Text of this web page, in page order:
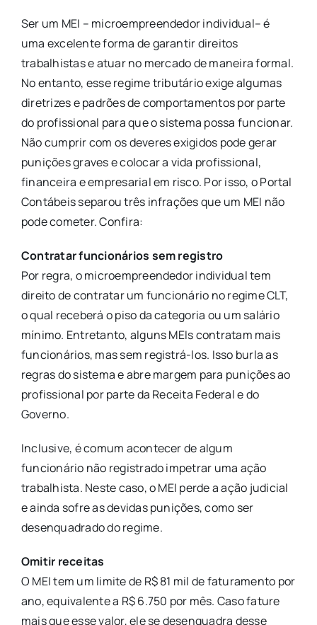
Ser um MEI – microempreendedor individual– é
uma excelente forma de garantir direitos
trabalhistas e atuar no mercado de maneira formal.
No entanto, esse regime tributário exige algumas
diretrizes e padrões de comportamentos por parte
do profissional para que o sistema possa funcionar.
Não cumprir com os deveres exigidos pode gerar
punições graves e colocar a vida profissional,
financeira e empresarial em risco. Por isso, o Portal
Contábeis separou três infrações que um MEI não
pode cometer. Confira:
Contratar funcionários sem registro
Por regra, o microempreendedor individual tem
direito de contratar um funcionário no regime CLT,
o qual receberá o piso da categoria ou um salário
mínimo. Entretanto, alguns MEIs contratam mais
funcionários, mas sem registrá-los. Isso burla as
regras do sistema e abre margem para punições ao
profissional por parte da Receita Federal e do
Governo.
Inclusive, é comum acontecer de algum
funcionário não registrado impetrar uma ação
trabalhista. Neste caso, o MEI perde a ação judicial
e ainda sofre as devidas punições, como ser
desenquadrado do regime.
Omitir receitas
O MEI tem um limite de R$ 81 mil de faturamento por
ano, equivalente a R$ 6.750 por mês. Caso fature
mais que esse valor, ele se desenquadra desse